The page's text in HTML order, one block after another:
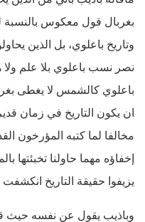
بغربال قول معكوس
وتاريخ باعلوي، بل الذين
نصر نسب باعلوي بلا علم
باعلوي كالشمس لا يغطى
ان يكون التاريخ في زمان
مخالفا لما كتبه المؤرخون
إخفاؤه مهما حاولنا تخبئتها
يزيفوا حقيقة التاريخ
وباذيب يقول عن نفسه حيث